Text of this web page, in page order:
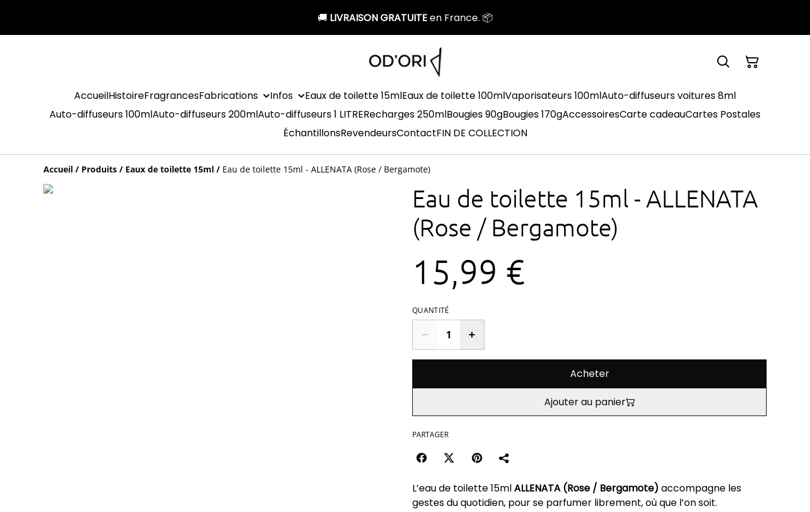
🚚 LIVRAISON GRATUITEen France. 📦
AccueilHistoireFragrancesFabrications Infos Eaux de toilette 15mlEaux de toilette 100mlVaporisateurs 100mlAuto-diffuseurs voitures 8ml
Auto-diffuseurs 100mlAuto-diffuseurs 200mlAuto-diffuseurs 1 LITRERecharges 250mlBougies 90gBougies 170gAccessoiresCarte cadeauCartes Postales
ÉchantillonsRevendeursContactFIN DE COLLECTION
Accueil / Produits / Eaux de toilette 15ml / Eau de toilette 15ml - ALLENATA (Rose / Bergamote)
Eau de toilette 15ml - ALLENATA
(Rose / Bergamote)
15,99 €
QUANTITÉ
Acheter
Ajouter au panier
PARTAGER
L’eau de toilette 15mlALLENATA (Rose / Bergamote) accompagne les
gestes du quotidien, pour se parfumer librement, où que l’on soit.